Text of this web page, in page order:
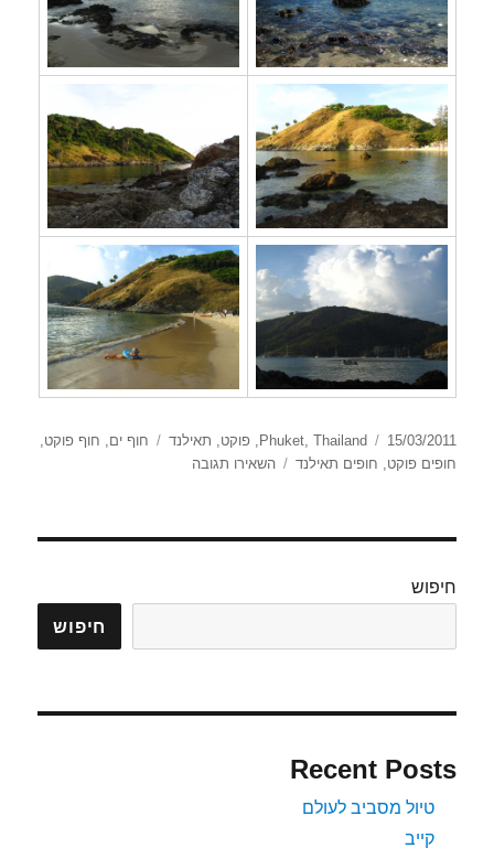
פורסם
בתאריך
15/03/2011 קטגוריות Phuket, Thailand
,פוקט, תאילנד תגיות
חוף ים, חוף פוקט,
חופים פוקט, חופים תאילנד השאירו תגובה
חיפוש
חיפוש
Recent Posts
טיול מסביב לעולם
קייב